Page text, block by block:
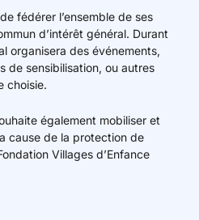
fédérer l’ensemble de ses
d’intérêt général. Durant
organisera des événements,
de sensibilisation, ou autres
choisie.
également mobiliser et
cause de la protection de
Villages d’Enfance